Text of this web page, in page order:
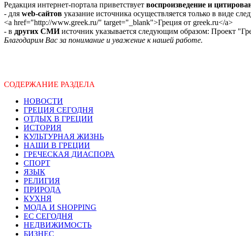
Редакция интернет-портала приветствует воспроизведение и
- для web-сайтов указание источника осуществляется только в виде
<a href="http://www.greek.ru/" target="_blank">Греция от greek.ru</a>
- в других СМИисточник указывается следующим образом: Проект
Благодарим Вас за понимание и уважение к нашей работе.
СОДЕРЖАНИЕ РАЗДЕЛА
НОВОСТИ
ГРЕЦИЯ СЕГОДНЯ
ОТДЫХ В ГРЕЦИИ
ИСТОРИЯ
КУЛЬТУРНАЯ ЖИЗНЬ
НАШИ В ГРЕЦИИ
ГРЕЧЕСКАЯ ДИАСПОРА
СПОРТ
ЯЗЫК
РЕЛИГИЯ
ПРИРОДА
КУХНЯ
МОДА И SHOPPING
ЕС СЕГОДНЯ
НЕДВИЖИМОСТЬ
БИЗНЕС